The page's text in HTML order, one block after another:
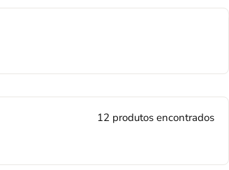
12 produtos encontrados